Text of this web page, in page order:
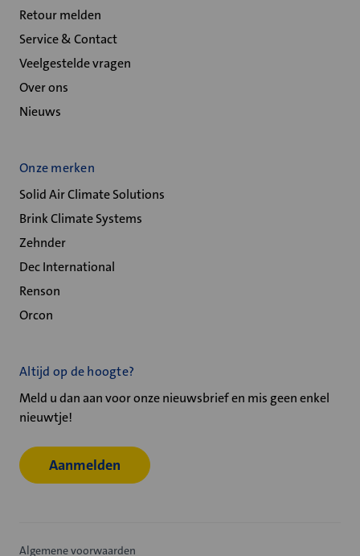
Retour melden
Service & Contact
Veelgestelde vragen
Over ons
Nieuws
Onze merken
Solid Air Climate Solutions
Brink Climate Systems
Zehnder
Dec International
Renson
Orcon
Altijd op de hoogte?
Meld u dan aan voor onze nieuwsbrief en mis geen enkel
nieuwtje!
Aanmelden
Algemene voorwaarden